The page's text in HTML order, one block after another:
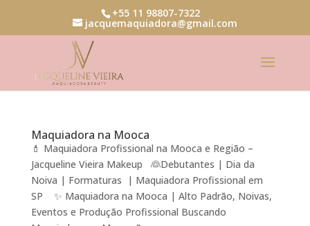
+55 11 98807-7322
jacquemaquiadora@gmail.com
Maquiadora na Mooca
💄 Maquiadora Profissional na Mooca e Região –
Jacqueline Vieira Makeup 👰Debutantes | Dia da
Noiva | Formaturas | Maquiadora Profissional em
SP ✨ Maquiadora na Mooca | Alto Padrão, Noivas,
Eventos e Produção Profissional Buscando